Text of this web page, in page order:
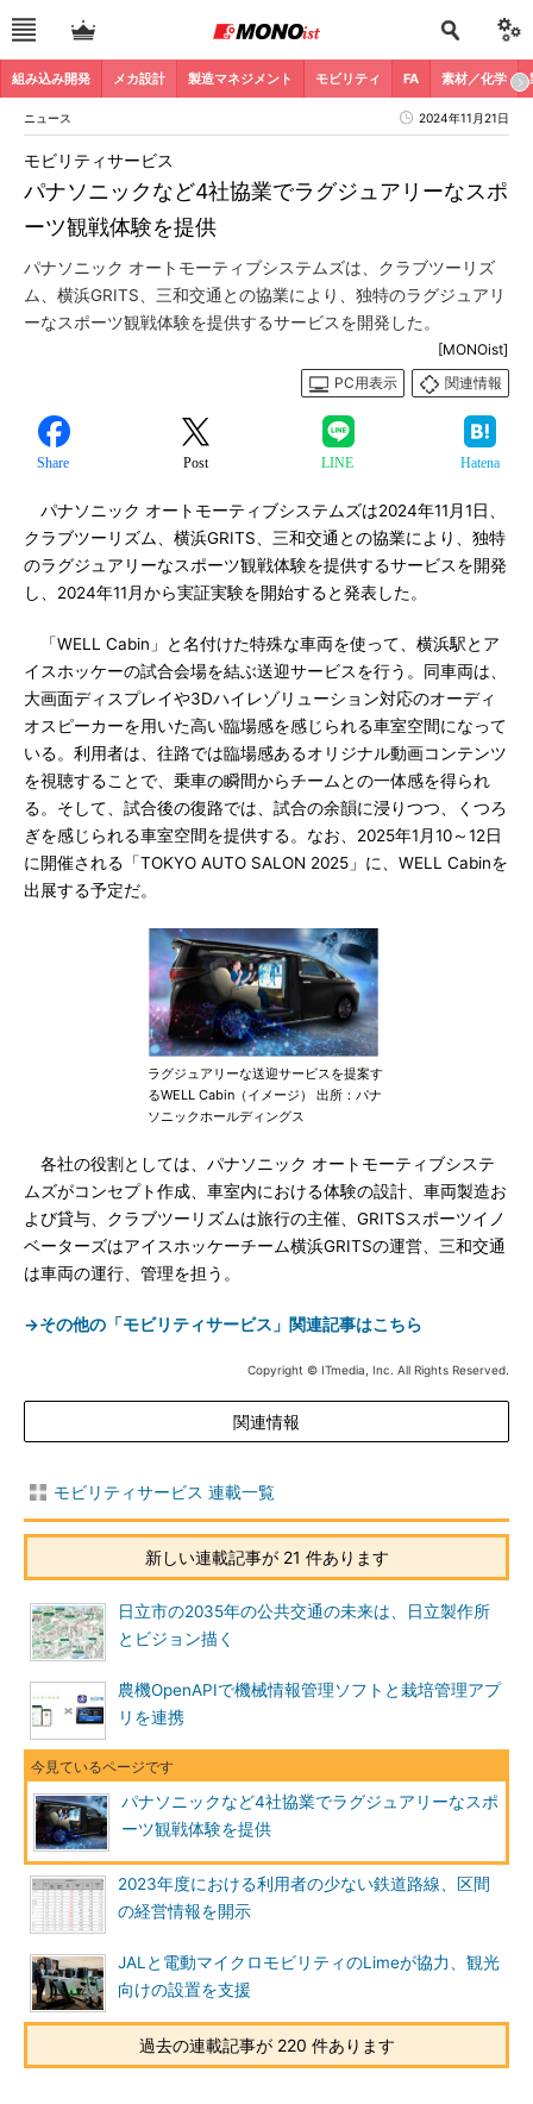
組み込み開発 メカ設計 製造マネジメント モビリティ FA 素材／化学
ニュース 2024年11月21日
パナソニックなど4社協業でラグジュアリーなスポ
ーツ観戦体験を提供
モビリティサービス
パナソニック オートモーティブシステムズは、クラブツーリズ
ム、横浜GRITS、三和交通との協業により、独特のラグジュアリ
ーなスポーツ観戦体験を提供するサービスを開発した。
[MONOist]
PC用表示
関連情報
Share Post LINE Hatena
パナソニック オートモーティブシステムズは2024年11月1日、
クラブツーリズム、横浜GRITS、三和交通との協業により、独特
のラグジュアリーなスポーツ観戦体験を提供するサービスを開発
し、2024年11月から実証実験を開始すると発表した。
「WELL Cabin」と名付けた特殊な車両を使って、横浜駅とア
イスホッケーの試合会場を結ぶ送迎サービスを行う。同車両は、
大画面ディスプレイや3Dハイレゾリューション対応のオーディ
オスピーカーを用いた高い臨場感を感じられる車室空間になって
いる。利用者は、往路では臨場感あるオリジナル動画コンテンツ
を視聴することで、乗車の瞬間からチームとの一体感を得られ
る。そして、試合後の復路では、試合の余韻に浸りつつ、くつろ
ぎを感じられる車室空間を提供する。なお、2025年1月10～12日
に開催される「TOKYO AUTO SALON 2025」に、WELL Cabinを
出展する予定だ。
ラグジュアリーな送迎サービスを提案す
るWELL Cabin（イメージ） 出所：パナ
ソニックホールディングス
各社の役割としては、パナソニック オートモーティブシステ
ムズがコンセプト作成、車室内における体験の設計、車両製造お
よび貸与、クラブツーリズムは旅行の主催、GRITSスポーツイノ
ベーターズはアイスホッケーチーム横浜GRITSの運営、三和交通
は車両の運行、管理を担う。
→その他の「モビリティサービス」関連記事はこちら
Copyright © ITmedia, Inc. All Rights Reserved.
関連情報
モビリティサービス 連載一覧
新しい連載記事が 21 件あります
日立市の2035年の公共交通の未来は、日立製作所
とビジョン描く
農機OpenAPIで機械情報管理ソフトと栽培管理アプ
リを連携
パナソニックなど4社協業でラグジュアリーなスポ
ーツ観戦体験を提供
2023年度における利用者の少ない鉄道路線、区間
の経営情報を開示
JALと電動マイクロモビリティのLimeが協力、観光
向けの設置を支援
過去の連載記事が 220 件あります